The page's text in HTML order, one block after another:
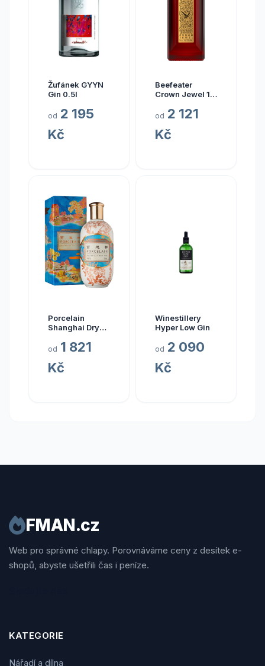
Žufánek GYYN
Gin 0.5l
od 2 195
Kč
Beefeater
Crown Jewel 1l
od 2 121
Kč
Porcelain
Shanghai Dry
od 1 821
Kč
Winestillery
Hyper Low Gin
od 2 090
Kč
FMAN.cz
Web pro správné chlapy. Porovnáváme ceny z desítek e-
shopů, abyste ušetřili čas i peníze.
KATEGORIE
Nářadí a dílna